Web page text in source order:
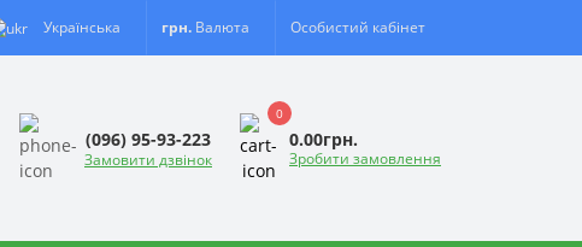
Українська грн. Валюта Особистий кабінет
(096) 95-93-223
Замовити дзвінок
0
0.00грн.
Зробити замовлення